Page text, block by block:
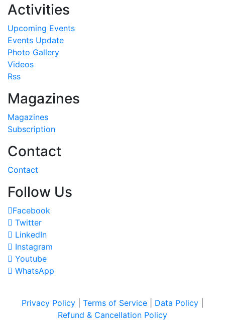
Activities
Upcoming Events
Events Update
Photo Gallery
Videos
Rss
Magazines
Magazines
Subscription
Contact
Contact
Follow Us
Facebook
Twitter
LinkedIn
Instagram
Youtube
WhatsApp
Privacy Policy Terms of Service Data Policy
Refund & Cancellation Policy